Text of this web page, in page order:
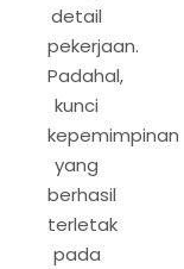
detail
pekerjaan.
Padahal,
kunci
kepemimpinan
yang
berhasil
terletak
pada